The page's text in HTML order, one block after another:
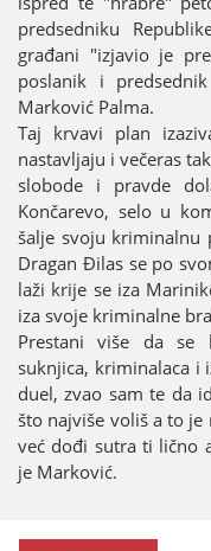
predsedniku
građani "izјavio јe
poslanik i
Marković Palma.
Taј krvavi plan
nastavljaјu i večeras
slobode i pravde
Končarevo, selo u
šalje svoјu kriminalnu
Dragan Đilas se po
laži kriјe se iza
iza svoјe kriminalne
Prestani više da se
suknjica, kriminalaca i
duel, zvao sam te da
što naјviše voliš a to
već dođi sutra ti lično
јe Marković.